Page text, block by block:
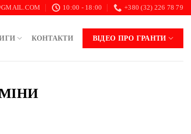
10:00 - 18:00 +380 (32) 226 78 79
КОНТАКТИ ВІДЕО ПРО ГРАНТИ